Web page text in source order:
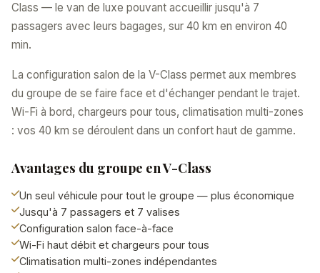
Class — le van de luxe pouvant accueillir jusqu'à 7
passagers avec leurs bagages, sur 40 km en environ 40
min.
La configuration salon de la V-Class permet aux membres
du groupe de se faire face et d'échanger pendant le trajet.
Wi-Fi à bord, chargeurs pour tous, climatisation multi-zones
: vos 40 km se déroulent dans un confort haut de gamme.
Avantages du groupe en V-Class
Un seul véhicule pour tout le groupe — plus économique
Jusqu'à 7 passagers et 7 valises
Configuration salon face-à-face
Wi-Fi haut débit et chargeurs pour tous
Climatisation multi-zones indépendantes